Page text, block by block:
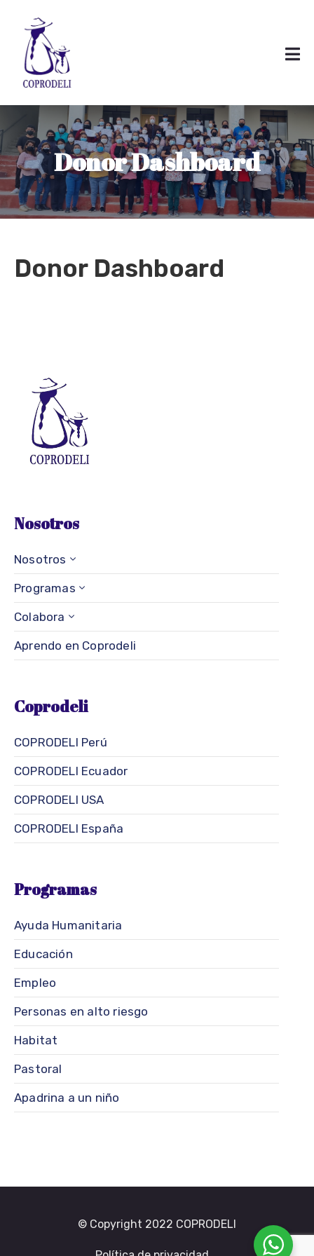
Donor Dashboard
Donor Dashboard
Nosotros
Nosotros
Programas
Colabora
Aprendo en Coprodeli
Coprodeli
COPRODELI Perú
COPRODELI Ecuador
COPRODELI USA
COPRODELI España
Programas
Ayuda Humanitaria
Educación
Empleo
Personas en alto riesgo
Habitat
Pastoral
Apadrina a un niño
© Copyright 2022 COPRODELI